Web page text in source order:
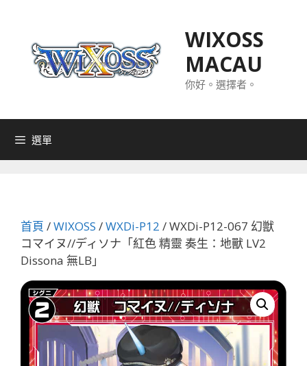
WIXOSS
MACAU
你好。選擇者。
選單
首頁 /WIXOSS /WXDi-P12 / WXDi-P12-067 幻獣
コマイヌ//ディソナ「紅色 精靈 奏生：地獸 LV2
Dissona 無LB」